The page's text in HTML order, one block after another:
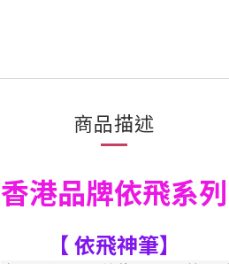
商品描述
香港品牌依飛系列
【依飛神筆】